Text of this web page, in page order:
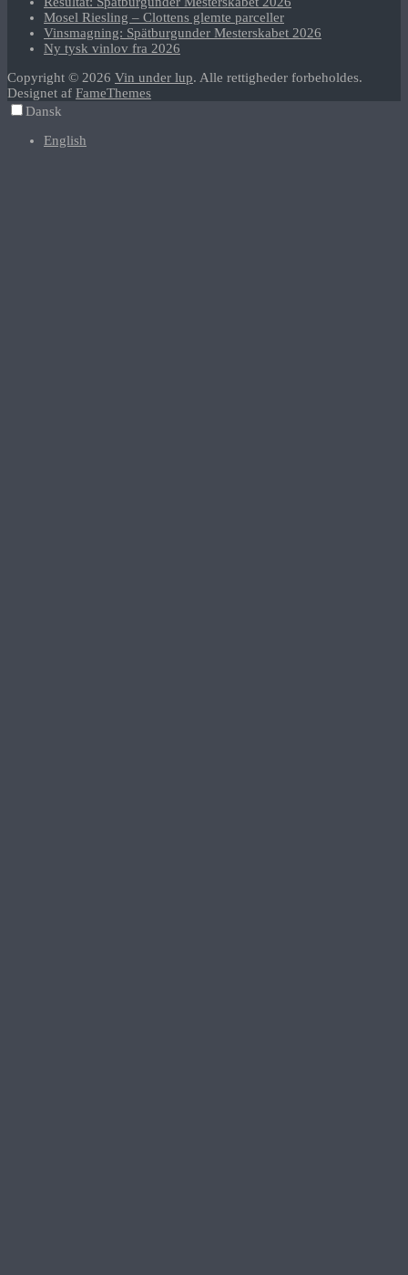
Mosel Riesling – Clottens glemte parceller
Vinsmagning: Spätburgunder Mesterskabet 2026
Ny tysk vinlov fra 2026
Copyright © 2026 Vin under lup. Alle rettigheder forbeholdes.
Designet af FameThemes
Dansk
English